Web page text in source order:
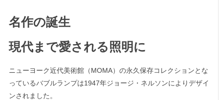
名作の誕生
現代まで愛される照明に
ニューヨーク近代美術館（MOMA）の永久保存コレクションとな
っているバブルランプは1947年ジョージ・ネルソンによりデザイ
ンされました。